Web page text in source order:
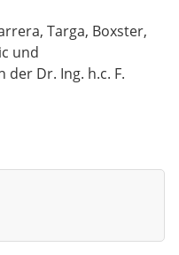
Targa, Boxster,
und
Dr. Ing. h.c. F.